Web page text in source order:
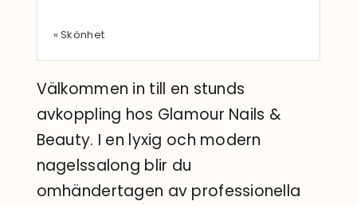
« Skönhet
Välkommen in till en stunds
avkoppling hos Glamour Nails &
Beauty. I en lyxig och modern
nagelssalong blir du
omhändertagen av professionella